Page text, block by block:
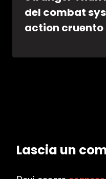
del combat
action cruento
Lascia un